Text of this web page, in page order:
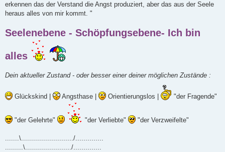
erkennen das der Verstand die Angst produziert, aber das aus der Seele
heraus alles von mir kommt. "
Seelenebene - Schöpfungsebene- Ich bin
alles
Dein aktueller Zustand - oder besser einer deiner möglichen Zustände :
Glückskind | Angsthase | Orientierungslos | "der Fragende"
"der Gelehrte" "der Verliebte" "der Verzweifelte"
.......\........................../..............
.........\......................./..............